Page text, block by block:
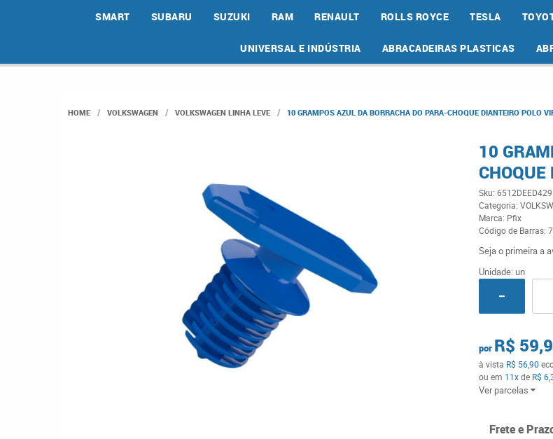
SMART SUBARU SUZUKI RAM RENAULT ROLLS ROYCE TESLA
UNIVERSAL E INDÚSTRIA ABRACADEIRAS PLASTICAS
HOME VOLKSWAGEN VOLKSWAGEN LINHA LEVE 10 GRAMPOS AZUL DA BORRACHA DO PARA-CHOQUE DIANTEIRO POLO
10
Sku:
Categoria:
Marca: Pfix
Código de Barras:
Seja o primeira a
Unidade: un
por R$
à vista R$ 56,90
ou em 11xde R$
Ver parcelas
Frete e